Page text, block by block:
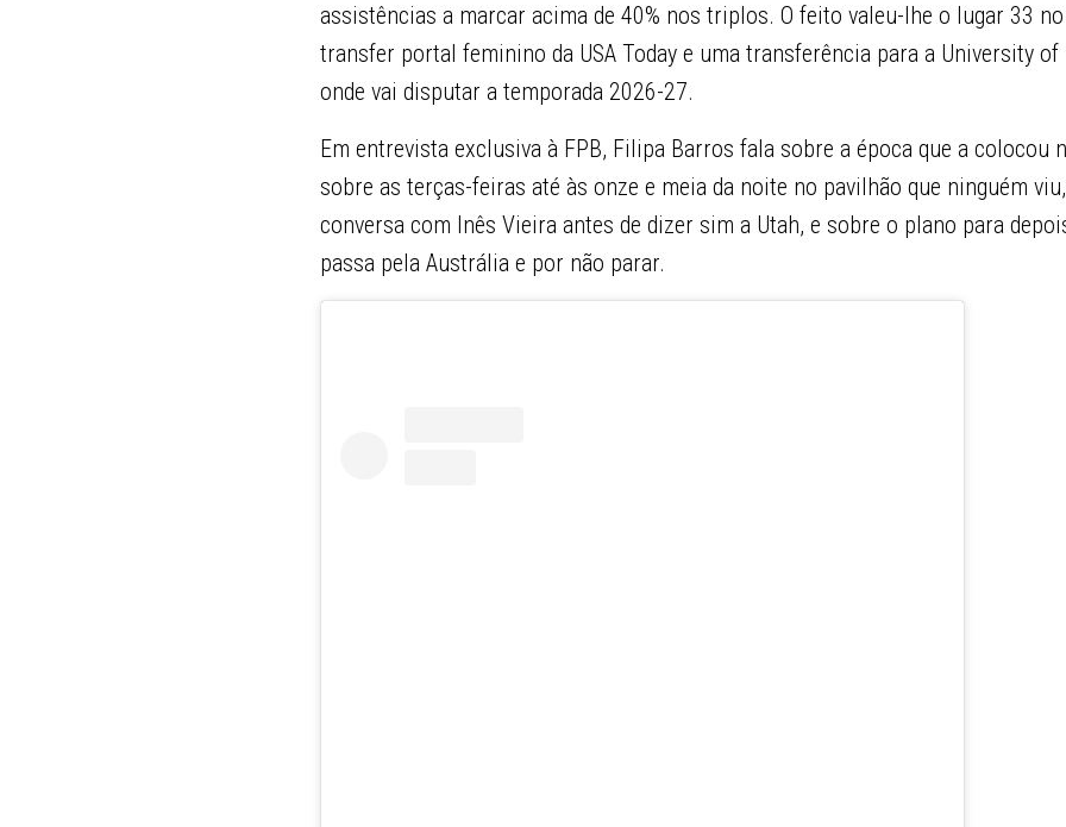
assistências a marcar acima de 40% nos triplos. O feito valeu-lhe o lugar 33
transfer portal feminino da USA Today e uma transferência para a University of
onde vai disputar a temporada 2026-27.
Em entrevista exclusiva à FPB, Filipa Barros fala sobre a época que a colocou
sobre as terças-feiras até às onze e meia da noite no pavilhão que ninguém
conversa com Inês Vieira antes de dizer sim a Utah, e sobre o plano para
passa pela Austrália e por não parar.